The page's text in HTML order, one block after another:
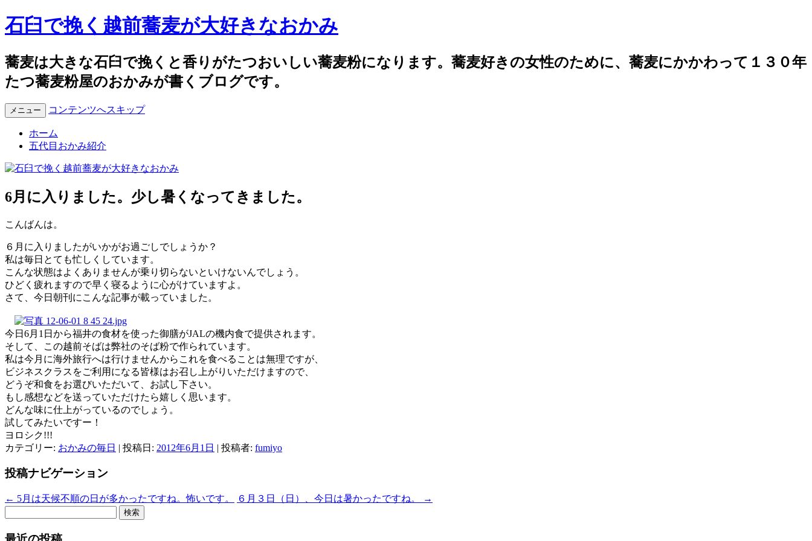
石臼で挽く越前蕎麦が大好きなおかみ
蕎麦は大きな石臼で挽くと香りがたつおいしい蕎麦粉になります。蕎麦好きの女性のために、蕎麦にかかわって１３０年
たつ蕎麦粉屋のおかみが書くブログです。
メニュー コンテンツへスキップ
ホーム
五代目おかみ紹介
6月に入りました。少し暑くなってきました。
こんばんは。
６月に入りましたがいかがお過ごしでしょうか？
私は毎日とても忙しくしています。
こんな状態はよくありませんが乗り切らないといけないんでしょう。
ひどく疲れますので早く寝るように心がけていますよ。
さて、今日朝刊にこんな記事が載っていました。
今日6月1日から福井の食材を使った御膳がJALの機内食で提供されます。
そして、この越前そばは弊社のそば粉で作られています。
私は今月に海外旅行へは行けませんからこれを食べることは無理ですが、
ビジネスクラスをご利用になる皆様はお召し上がりいただけますので、
どうぞ和食をお選びいただいて、お試し下さい。
もし感想などを送っていただけたら嬉しく思います。
どんな味に仕上がっているのでしょう。
試してみたいですー！
ヨロシク!!!
カテゴリー: おかみの毎日 | 投稿日: 2012年6月1日 | 投稿者: fumiyo
投稿ナビゲーション
← 5月は天候不順の日が多かったですね。怖いです。 ６月３日（日）、今日は暑かったですね。
→